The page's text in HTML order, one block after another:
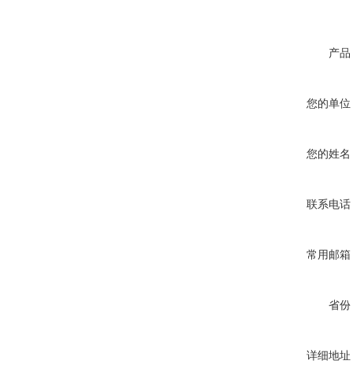
产品
您的单位
您的姓名
联系电话
常用邮箱
省份
详细地址